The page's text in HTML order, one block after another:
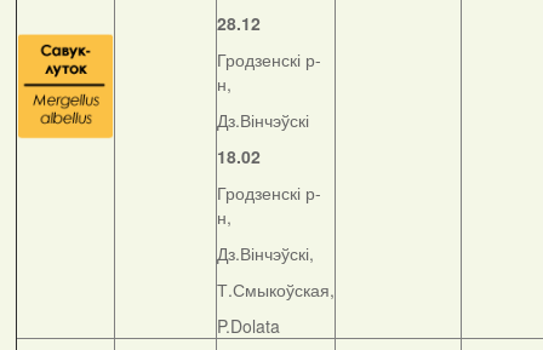
28.12
Гродзенскі р-
н,
Дз.Вінчэўскі
18.02
Гродзенскі р-
н,
Дз.Вінчэўскі,
Т.Смыкоўская,
P.Dolata